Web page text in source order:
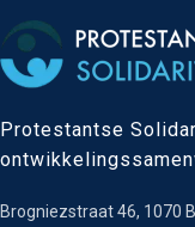
Protestantse
Brogniezstraat 46, 1070